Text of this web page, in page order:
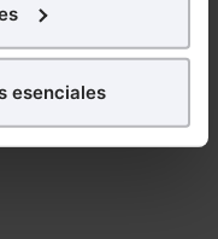
imprescindibles.
esenciales